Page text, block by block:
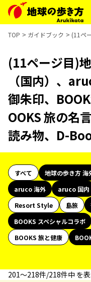
TOP ガイドブック (11ペ
(11ページ目)
（国内）、
御朱印、
OOKS 旅の名
読み物、D-
すべて 地球の歩き方 海
aruco 海外
aruco 国内
Resort Style
島旅
BOOKS スペシャルコラボ
BOOKS 旅と健康
201〜218件/218件中 を